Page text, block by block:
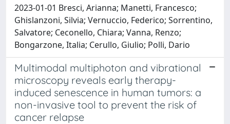
2023-01-01 Bresci, Arianna; Manetti, Francesco;
Ghislanzoni, Silvia; Vernuccio, Federico; Sorrentino,
Salvatore; Ceconello, Chiara; Vanna, Renzo;
Bongarzone, Italia; Cerullo, Giulio; Polli, Dario
Multimodal multiphoton and vibrational
microscopy reveals early therapy-
induced senescence in human tumors: a
non-invasive tool to prevent the risk of
cancer relapse